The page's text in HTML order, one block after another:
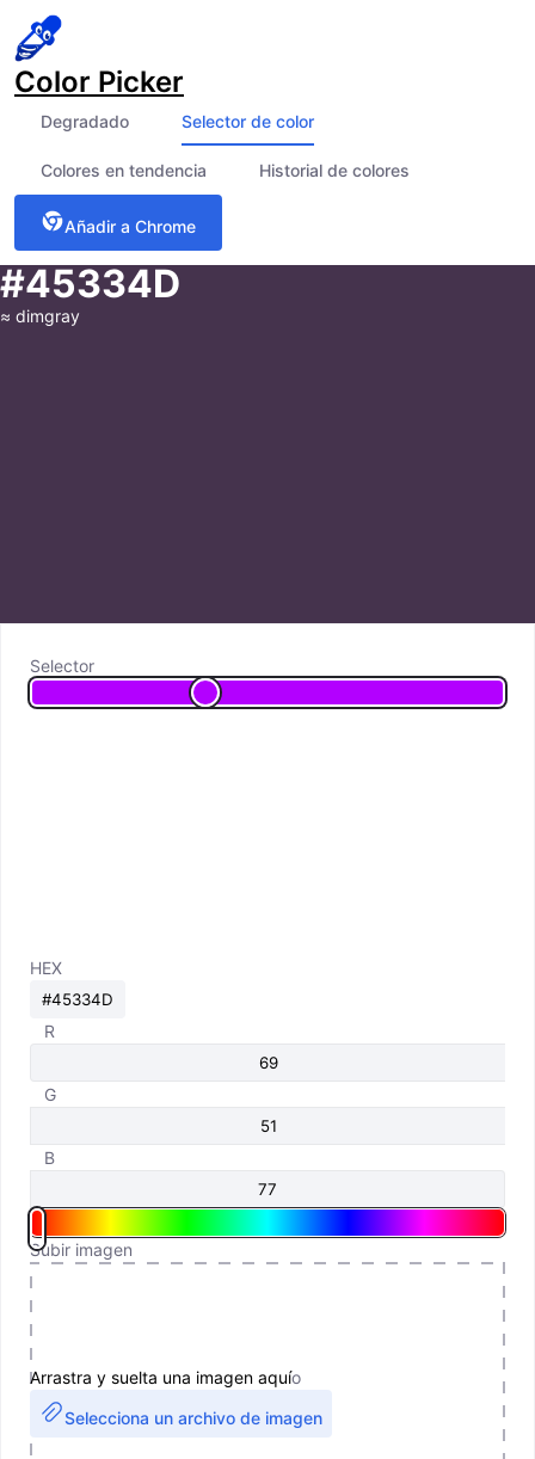
Color Picker
Degradado Selector de color
Colores en tendencia Historial de colores
Añadir a Chrome
#45334D
≈ dimgray
Selector
HEX
R
G
B
Subir imagen
Arrastra y suelta una imagen aquío
Selecciona un archivo de imagen